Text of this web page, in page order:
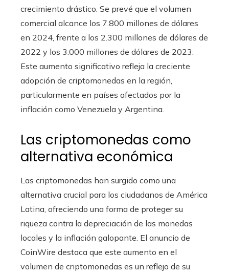
crecimiento drástico. Se prevé que el volumen
comercial alcance los 7.800 millones de dólares
en 2024, frente a los 2.300 millones de dólares de
2022 y los 3.000 millones de dólares de 2023.
Este aumento significativo refleja la creciente
adopción de criptomonedas en la región,
particularmente en países afectados por la
inflación como Venezuela y Argentina.
Las criptomonedas como
alternativa económica
Las criptomonedas han surgido como una
alternativa crucial para los ciudadanos de América
Latina, ofreciendo una forma de proteger su
riqueza contra la depreciación de las monedas
locales y la inflación galopante. El anuncio de
CoinWire destaca que este aumento en el
volumen de criptomonedas es un reflejo de su